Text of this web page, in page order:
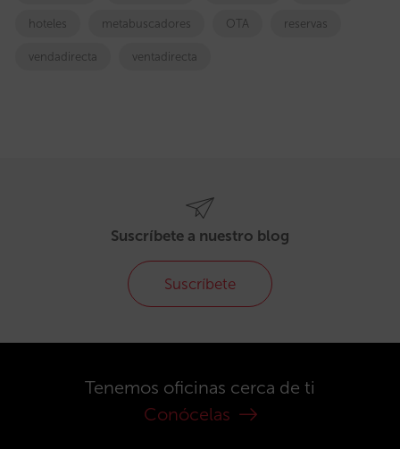
hoteles metabuscadores OTA reservas
vendadirecta ventadirecta
Suscríbete a nuestro blog
Suscríbete
Tenemos oficinas cerca de ti
Conócelas